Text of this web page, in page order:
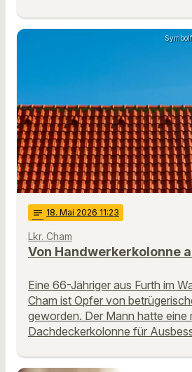
notes 18. Mai 2026 11:23
Lkr. Cham
Von Handwerkerkolonne
Eine 66-Jähriger aus Furth im
Cham ist Opfer von
geworden. Der Mann hatte eine
Dachdeckerkolonne für